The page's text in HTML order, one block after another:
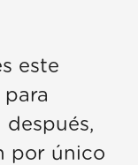
este
por único